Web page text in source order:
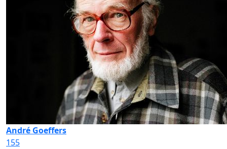
André Goeffers
155